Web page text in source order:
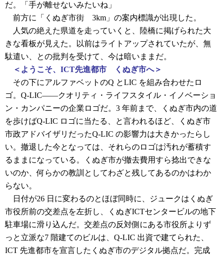
だ。「手が離せないみたいね」
前方に「くぬぎ市街 3km」の案内標識が出現した。
人気の絶えた県道を走っていくと、陸橋に掲げられた大
きな看板が見えた。以前はライトアップされていたが、無
駄遣い、との批判を受けて、今は暗いままだ。
＜ようこそ、ICT先進都市 くぬぎ市へ＞
その下にアルファベットのQ とLIC を組み合わせたロ
ゴ。Q-LIC――クオリティ・ライフスタイル・イノベーショ
ン・カンパニーの企業ロゴだ。3 年前まで、くぬぎ市内の道
を歩けばQ-LIC ロゴに当たる、と言われるほど、くぬぎ市
市政アドバイザリだったQ-LIC の影響力は大きかったらし
い。撤退した今となっては、それらのロゴは汚れが蓄積す
るままになっている。くぬぎ市が撤去費用すら捻出できな
いのか、何らかの教訓としてわざと残してあるのかはわか
らない。
日付が26 日に変わるのとほぼ同時に、ジュークはくぬぎ
市役所前の交差点を左折し、くぬぎICTセンタービルの地下
駐車場に滑り込んだ。交差点の反対側にある市役所よりず
っと立派な7 階建てのビルは、Q-LIC 出資で建てられた、
ICT 先進都市を宣言したくぬぎ市のデジタル拠点だ。完成